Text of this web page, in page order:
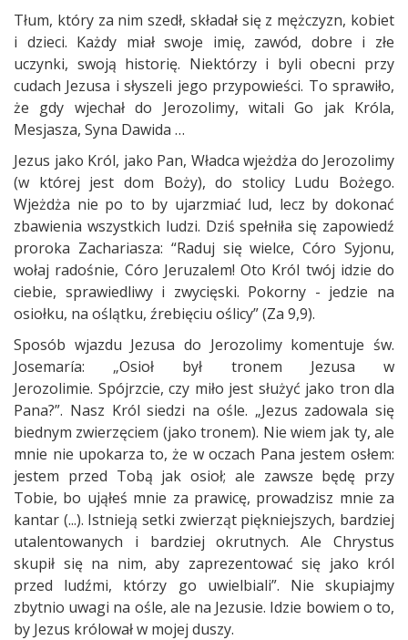
Tłum, który za nim szedł, składał się z mężczyzn, kobiet
i dzieci. Każdy miał swoje imię, zawód, dobre i złe
uczynki, swoją historię. Niektórzy i byli obecni przy
cudach Jezusa i słyszeli jego przypowieści. To sprawiło,
że gdy wjechał do Jerozolimy, witali Go jak Króla,
Mesjasza, Syna Dawida …
Jezus jako Król, jako Pan, Władca wjeżdża do Jerozolimy
(w której jest dom Boży), do stolicy Ludu Bożego.
Wjeżdża nie po to by ujarzmiać lud, lecz by dokonać
zbawienia wszystkich ludzi. Dziś spełniła się zapowiedź
proroka Zachariasza: “Raduj się wielce, Córo Syjonu,
wołaj radośnie, Córo Jeruzalem! Oto Król twój idzie do
ciebie, sprawiedliwy i zwycięski. Pokorny - jedzie na
osiołku, na oślątku, źrebięciu oślicy” (Za 9,9).
Sposób wjazdu Jezusa do Jerozolimy komentuje św.
Josemaría: „Osioł był tronem Jezusa w
Jerozolimie. Spójrzcie, czy miło jest służyć jako tron dla
Pana?”. Nasz Król siedzi na ośle. „Jezus zadowala się
biednym zwierzęciem (jako tronem). Nie wiem jak ty, ale
mnie nie upokarza to, że w oczach Pana jestem osłem:
jestem przed Tobą jak osioł; ale zawsze będę przy
Tobie, bo ująłeś mnie za prawicę, prowadzisz mnie za
kantar (...). Istnieją setki zwierząt piękniejszych, bardziej
utalentowanych i bardziej okrutnych. Ale Chrystus
skupił się na nim, aby zaprezentować się jako król
przed ludźmi, którzy go uwielbiali”. Nie skupiajmy
zbytnio uwagi na ośle, ale na Jezusie. Idzie bowiem o to,
by Jezus królował w mojej duszy.